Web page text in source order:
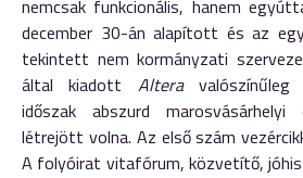
nemcsak funkcionális, hanem
december 30-án alapított és az
tekintett nem kormányzati
által kiadott Alteravalószínűleg
időszak abszurd
létrejött volna. Az első szám
A folyóirat vitafórum, közvetítő,